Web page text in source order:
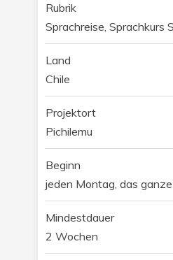
Rubrik
Sprachreise, Sprachkurs
Land
Chile
Projektort
Pichilemu
Beginn
jeden Montag, das ganze
Mindestdauer
2 Wochen